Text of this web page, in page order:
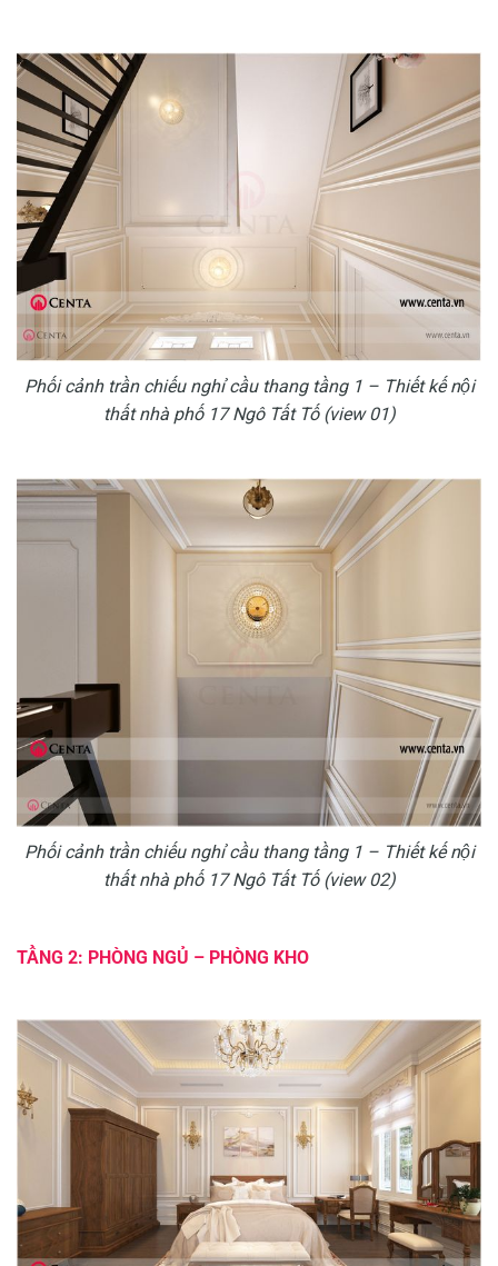
Phối cảnh trần chiếu nghỉ cầu thang tầng 1 – Thiết kế nội
thất nhà phố 17 Ngô Tất Tố (view 01)
Phối cảnh trần chiếu nghỉ cầu thang tầng 1 – Thiết kế nội
thất nhà phố 17 Ngô Tất Tố (view 02)
TẦNG 2: PHÒNG NGỦ – PHÒNG KHO